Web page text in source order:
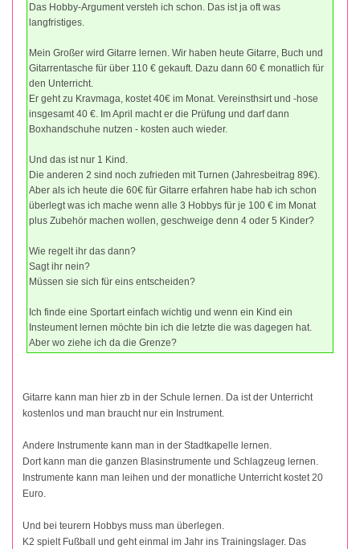
Das Hobby-Argument versteh ich schon. Das ist ja oft was
langfristiges.
Mein Großer wird Gitarre lernen. Wir haben heute Gitarre, Buch und
Gitarrentasche für über 110 € gekauft. Dazu dann 60 € monatlich für
den Unterricht.
Er geht zu Kravmaga, kostet 40€ im Monat. Vereinsthsirt und -hose
insgesamt 40 €. Im April macht er die Prüfung und darf dann
Boxhandschuhe nutzen - kosten auch wieder.
Und das ist nur 1 Kind.
Die anderen 2 sind noch zufrieden mit Turnen (Jahresbeitrag 89€).
Aber als ich heute die 60€ für Gitarre erfahren habe hab ich schon
überlegt was ich mache wenn alle 3 Hobbys für je 100 € im Monat
plus Zubehör machen wollen, geschweige denn 4 oder 5 Kinder?
Wie regelt ihr das dann?
Sagt ihr nein?
Müssen sie sich für eins entscheiden?
Ich finde eine Sportart einfach wichtig und wenn ein Kind ein
Insteument lernen möchte bin ich die letzte die was dagegen hat.
Aber wo ziehe ich da die Grenze?
Gitarre kann man hier zb in der Schule lernen. Da ist der Unterricht
kostenlos und man braucht nur ein Instrument.
Andere Instrumente kann man in der Stadtkapelle lernen.
Dort kann man die ganzen Blasinstrumente und Schlagzeug lernen.
Instrumente kann man leihen und der monatliche Unterricht kostet 20
Euro.
Und bei teurern Hobbys muss man überlegen.
K2 spielt Fußball und geht einmal im Jahr ins Trainingslager. Das